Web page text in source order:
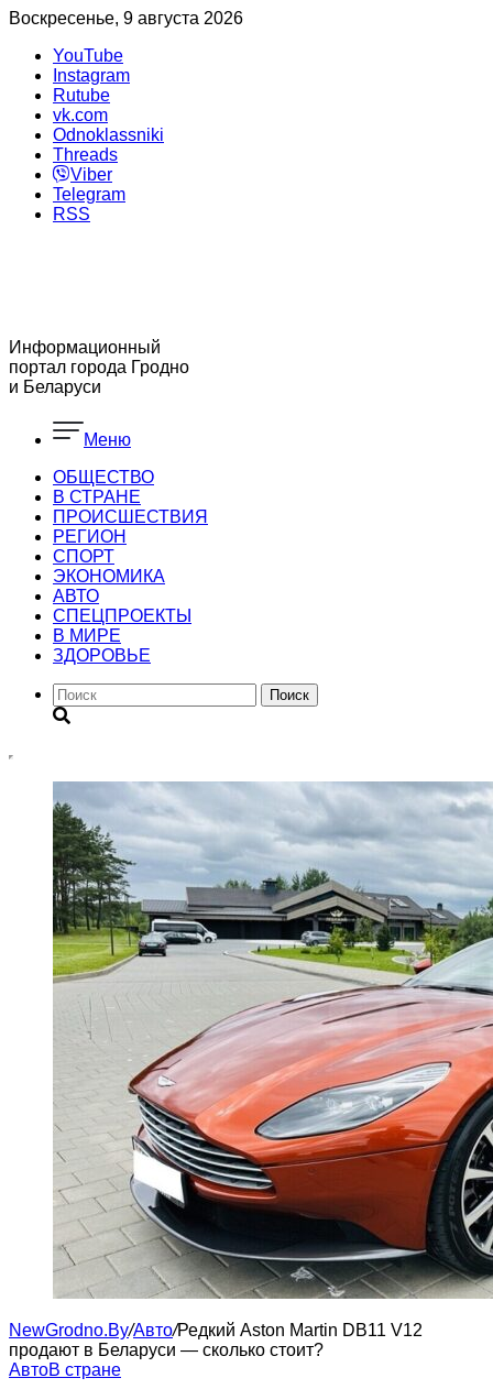
Воскресенье, 9 августа 2026
YouTube
Instagram
Rutube
vk.com
Odnoklassniki
Threads
Viber
Telegram
RSS
Информационный
портал города Гродно
и Беларуси
Меню
ОБЩЕСТВО
В СТРАНЕ
ПРОИСШЕСТВИЯ
РЕГИОН
CПОРТ
ЭКОНОМИКА
АВТО
СПЕЦПРОЕКТЫ
В МИРЕ
ЗДОРОВЬЕ
Поиск
NewGrodno.By/Авто/Редкий Aston Martin DB11 V12
продают в Беларуси — сколько стоит?
АвтоВ стране